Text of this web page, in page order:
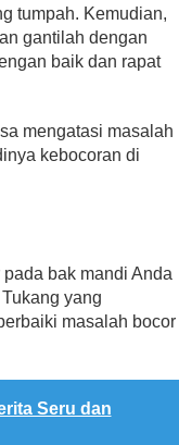
tumpah. Kemudian,
gantilah dengan
baik dan rapat
mengatasi masalah
kebocoran di
bak mandi Anda
yang
masalah bocor
Seru dan